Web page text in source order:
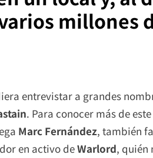
millones
entrevistar a grandes
. Para conocer más de
Marc Fernández, también
en activo deWarlord, quién